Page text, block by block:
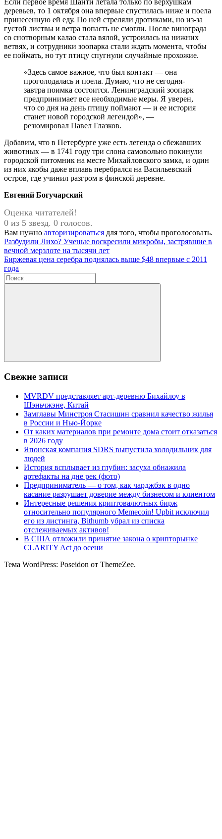
Если первое время Шанти летала только по верхушкам
деревьев, то 1 октября она впервые спустилась ниже и поела
принесенную ей еду. По ней стреляли дротиками, но из-за
густой листвы и ветра попасть не смогли. После винограда
со снотворным калао стала вялой, устроилась на нижних
ветвях, и сотрудники зоопарка стали ждать момента, чтобы
ее поймать, но тут птицу спугнули случайные прохожие.
«Здесь самое важное, что был контакт — она
проголодалась и поела. Думаю, что не сегодня-
завтра поимка состоится. Ленинградский зоопарк
предпринимает все необходимые меры. Я уверен,
что со дня на день птицу поймают — и ее история
станет новой городской легендой», —
резюмировал Павел Глазков.
Добавим, что в Петербурге уже есть легенда о сбежавших
животных — в 1741 году три слона самовольно покинули
городской питомник на месте Михайловского замка, и один
из них якобы даже вплавь перебрался на Васильевский
остров, где учинил разгром в финской деревне.
Евгений Богучарский
Оценка читателей!
0 из 5 звезд. 0 голосов.
Вам нужно авторизироваться для того, чтобы проголосовать.
Навигация
по
записям
Предыдущая
запись:
Разбудили Лихо? Ученые воскресили микробы, застрявшие в
вечной мерзлоте на тысячи лет
Следующая
запись:
Биржевая цена серебра поднялась выше $48 впервые с 2011
года
Поиск
для:
Поиск
Свежие записи
MVRDV представляет арт-деревню Бихайлоу в
Шэньчжэне, Китай
Замглавы Минстроя Стасишин сравнил качество жилья
в России и Нью-Йорке
От каких материалов при ремонте дома стоит отказаться
в 2026 году
Японская компания SDRS выпустила холодильник для
людей
История всплывает из глубин: засуха обнажила
артефакты на дне рек (фото)
Предприниматель — о том, как чарджбэк в одно
касание разрушает доверие между бизнесом и клиентом
Интересные решения криптовалютных бирж
относительно популярного Memecoin! Upbit исключил
его из листинга, Bithumb убрал из списка
отслеживаемых активов!
В США отложили принятие закона о крипторынке
CLARITY Act до осени
Тема WordPress: Poseidon от ThemeZee.